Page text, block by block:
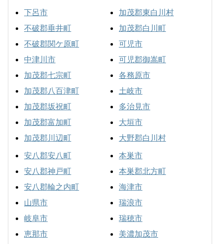
下呂市
不破郡垂井町
不破郡関ケ原町
中津川市
加茂郡七宗町
加茂郡八百津町
加茂郡坂祝町
加茂郡富加町
加茂郡川辺町
加茂郡東白川村
加茂郡白川町
可児市
可児郡御嵩町
各務原市
土岐市
多治見市
大垣市
大野郡白川村
安八郡安八町
安八郡神戸町
安八郡輪之内町
山県市
岐阜市
恵那市
本巣市
本巣郡北方町
海津市
瑞浪市
瑞穂市
美濃加茂市